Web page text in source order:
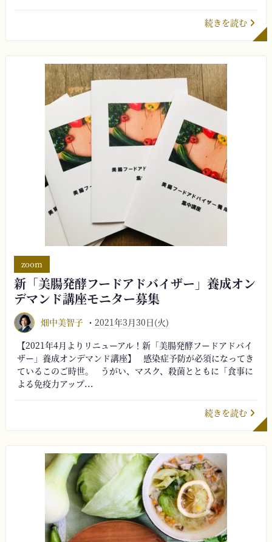
続きを読む
新「美腸発酵フードアドバイザー」養成オン
デマンド講座モニター募集
畑中美智子 2021年3月30日(火)
zoom
【2021年4月よりリニューアル！新「美腸発酵フードアドバイ
ザー」養成オンデマンド講座】 感染症予防が必須になってき
ているこのご時世。 うがい、マスク、殺菌とともに「食事に
よる免疫力アップ...
続きを読む